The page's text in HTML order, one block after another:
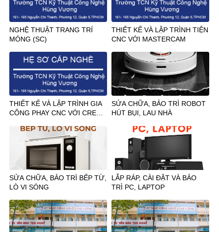
NGHỆ THUẬT TRANG TRÍ
MÓNG (SC)
THIẾT KẾ VÀ LẬP TRÌNH TIỆN
CNC VỚI MASTERCAM
THIẾT KẾ VÀ LẬP TRÌNH GIA
CÔNG PHAY CNC VỚI CREO
SỬA CHỮA, BẢO TRÌ ROBOT
HÚT BỤI, LAU NHÀ
SỬA CHỮA, BẢO TRÌ BẾP TỪ,
LÒ VI SÓNG
LẮP RÁP, CÀI ĐẶT VÀ BẢO
TRÌ PC, LAPTOP